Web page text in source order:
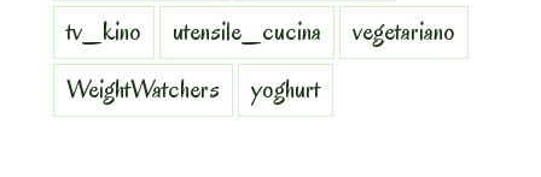
tv_kino
utensile_cucina
vegetariano
WeightWatchers
yoghurt